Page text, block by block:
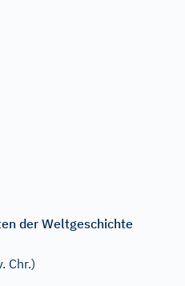
der Weltgeschichte
Chr.)